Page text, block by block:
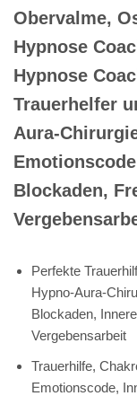
Obervalme,
Hypnose
Hypnose
Trauerhelfer
Aura-
Blockaden,
Perfekte
Hypno-Aura-
Blockaden,
Vergebensarbeit
Trauerhilfe,
Emotionscode,